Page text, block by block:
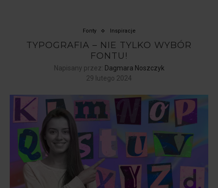
Fonty Inspiracje
TYPOGRAFIA – NIE TYLKO WYBÓR
FONTU!
Napisany przez: Dagmara Noszczyk
29 lutego 2024